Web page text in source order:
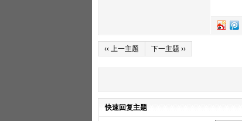
‹‹ 上一主题 下一主题 ››
快速回复主题